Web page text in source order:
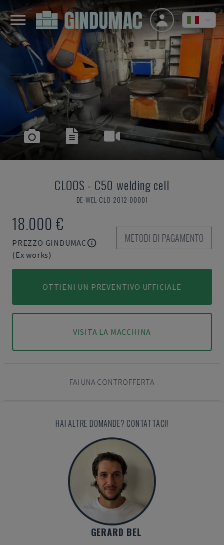
CLOOS - C50 welding cell
DE-WEL-CLO-2012-00001
18.000 €
PREZZO GINDUMAC
(Ex works)
METODI DI PAGAMENTO
OTTIENI UN PREVENTIVO UFFICIALE
VISITA LA MACCHINA
FAI UNA CONTROFFERTA
HAI ALTRE DOMANDE? CONTATTACI!
GERARD BEL